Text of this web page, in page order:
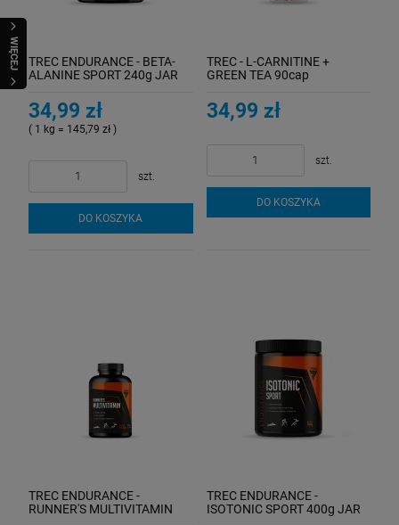
WIĘCEJ
TREC ENDURANCE - BETA-
ALANINE SPORT 240g JAR
34,99 zł
( 1 kg = 145,79 zł )
szt.
DO KOSZYKA
TREC - L-CARNITINE +
GREEN TEA 90cap
34,99 zł
szt.
DO KOSZYKA
TREC ENDURANCE -
RUNNER'S MULTIVITAMIN
TREC ENDURANCE -
ISOTONIC SPORT 400g JAR